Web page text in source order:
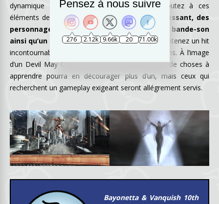
dynamique bienvenue aux affrontements. Rajoutez à ces
éléments de gameplayun univers hyper intéressant, des
personnages charismatiques, une superbe bande-son
ainsi qu’un bestiaire ultra diversifié et vous obtenez un hit
incontournable qui n’a pas pris une ride en 10 ans. À l’image
d’un Devil May Cry, le nombre de possibilités et de choses à
apprendre pourra en décourager plus d’un, mais ceux qui
recherchent un gameplay exigeant seront allégrement servis.
Bayonetta & Vanquish 10th
Pensez à nous suivre
276 2.12k 9.66k 20 71.00k